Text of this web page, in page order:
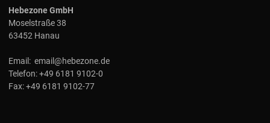
Hebezone GmbH
Moselstraße 38
63452 Hanau
Email: email@hebezone.de
Telefon:+49 6181 9102-0
Fax:+49 6181 9102-77